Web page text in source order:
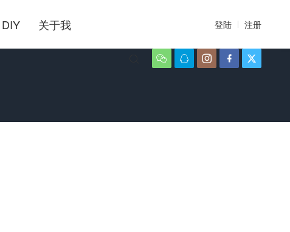
DIY 关于我 登陆 注册
    